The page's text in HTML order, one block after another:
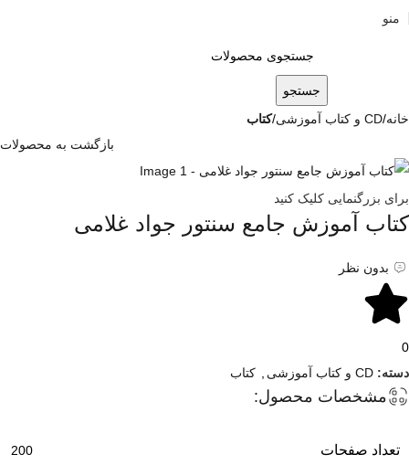
منو
جستجو
خانه CD و کتاب آموزشی
کتاب
بازگشت به محصولات
برای بزرگنمایی کلیک کنید
کتاب آموزش جامع سنتور جواد غلامی
بدون نظر
0
دسته: CD و کتاب آموزشی کتاب
مشخصات محصول:
تعداد صفحات 200